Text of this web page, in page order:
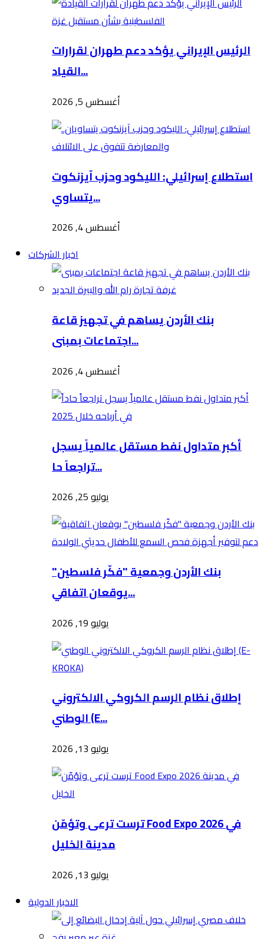
الرئيس الإيراني يؤكد دعم طهران لقرارات
القياد...
أغسطس 5, 2026
استطلاع إسرائيلي: الليكود وحزب آيزنكوت
يتساوي...
أغسطس 4, 2026
اخبار الشركات
بنك الأردن يساهم في تجهيز قاعة
اجتماعات بمبنى...
أغسطس 4, 2026
أكبر متداول نفط مستقل عالمياً يسجل
تراجعاً حا...
يوليو 25, 2026
بنك الأردن وجمعية "فكّر فلسطين"
يوقعان اتفاقي...
يوليو 19, 2026
إطلاق نظام الرسم الكروكي الالكتروني
الوطني (E...
يوليو 13, 2026
ترست ترعى وتؤمّن Food Expo 2026 في
مدينة الخليل
يوليو 13, 2026
الاخبار الدولية